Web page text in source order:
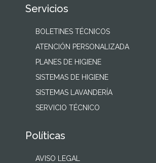
Servicios
BOLETINES TÉCNICOS
ATENCIÓN PERSONALIZADA
PLANES DE HIGIENE
SISTEMAS DE HIGIENE
SISTEMAS LAVANDERÍA
SERVICIO TÉCNICO
Políticas
AVISO LEGAL